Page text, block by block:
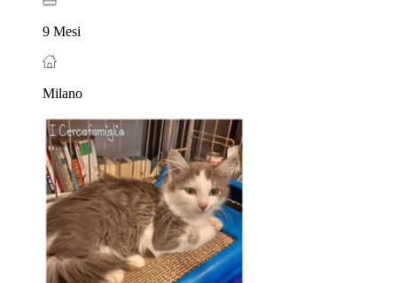
9 Mesi
Milano